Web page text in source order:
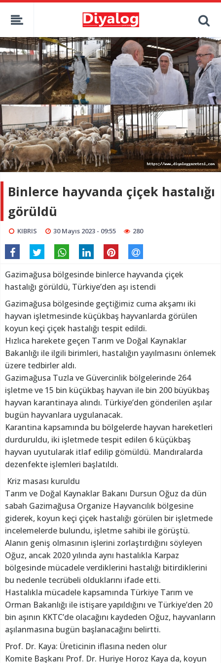
Binlerce hayvanda çiçek hastalığı
görüldü
KIBRIS 30 Mayıs 2023 - 09:55 280
Gazimağusa bölgesinde binlerce hayvanda çiçek
hastalığı görüldü, Türkiye’den aşı istendi
Gazimağusa bölgesinde geçtiğimiz cuma akşamı iki
hayvan işletmesinde küçükbaş hayvanlarda görülen
koyun keçi çiçek hastalığı tespit edildi.
Hızlıca harekete geçen Tarım ve Doğal Kaynaklar
Bakanlığı ile ilgili birimleri, hastalığın yayılmasını önlemek
üzere tedbirler aldı.
Gazimağusa Tuzla ve Güvercinlik bölgelerinde 264
işletme ve 15 bin küçükbaş hayvan ile bin 200 büyükbaş
hayvan karantinaya alındı. Türkiye’den gönderilen aşılar
bugün hayvanlara uygulanacak.
Karantina kapsamında bu bölgelerde hayvan hareketleri
durduruldu, iki işletmede tespit edilen 6 küçükbaş
hayvan uyutularak itlaf edilip gömüldü. Mandıralarda
dezenfekte işlemleri başlatıldı.
Kriz masası kuruldu
Tarım ve Doğal Kaynaklar Bakanı Dursun Oğuz da dün
sabah Gazimağusa Organize Hayvancılık bölgesine
giderek, koyun keçi çiçek hastalığı görülen bir işletmede
incelemelerde bulundu, işletme sahibi ile görüştü.
Alanın geniş olmasının işlerini zorlaştırdığını söyleyen
Oğuz, ancak 2020 yılında aynı hastalıkla Karpaz
bölgesinde mücadele verdiklerini hastalığı bitirdiklerini
bu nedenle tecrübeli olduklarını ifade etti.
Hastalıkla mücadele kapsamında Türkiye Tarım ve
Orman Bakanlığı ile istişare yapıldığını ve Türkiye’den 20
bin aşının KKTC’de olacağını kaydeden Oğuz, hayvanların
aşılanmasına bugün başlanacağını belirtti.
Prof. Dr. Kaya: Üreticinin iflasına neden olur
Komite Başkanı Prof. Dr. Huriye Horoz Kaya da, koyun